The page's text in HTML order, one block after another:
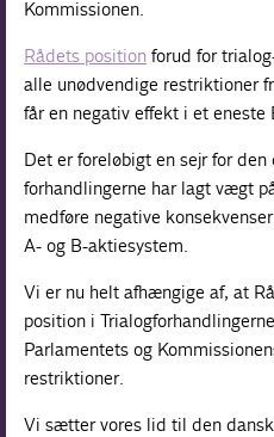
Kommissionen.
Rådets position forud for
alle unødvendige restriktioner
får en negativ effekt i et eneste
Det er foreløbigt en sejr for
forhandlingerne har lagt vægt
medføre negative
A- og B-aktiesystem.
Vi er nu helt afhængige af, at
position i
Parlamentets og
restriktioner.
Vi sætter vores lid til den